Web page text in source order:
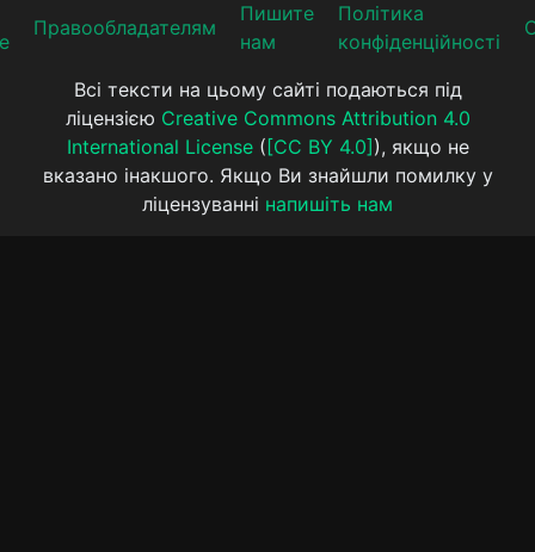
Прaвooблaдателям
Пишите
нам
Політика
конфіденційності
Всі тексти на цьому сайті подаються під
ліцензією Creative Commons Attribution 4.0
International License( [CC BY 4.0] ), якщо не
вказано інакшого. Якщо Ви знайшли помилку у
ліцензуванні напишіть нам